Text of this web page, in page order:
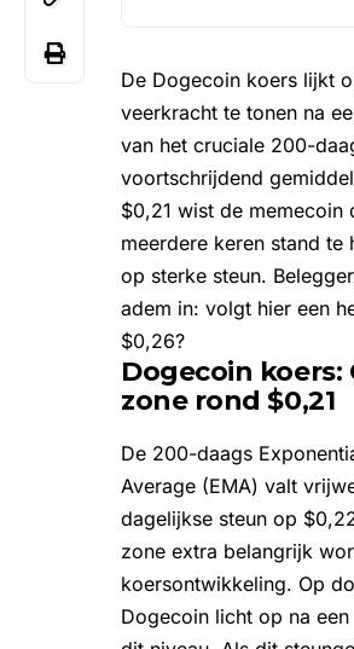
De Dogecoin koers lijkt
veerkracht te tonen na
van het cruciale 200-
voortschrijdend
$0,21 wist de memecoin
meerdere keren stand te
op sterke steun.
adem in: volgt hier een
$0,26?
Dogecoin koers:
zone rond $0,21
De 200-daags
Average (EMA) valt
dagelijkse steun op
zone extra belangrijk
koersontwikkeling. Op
Dogecoin licht op na